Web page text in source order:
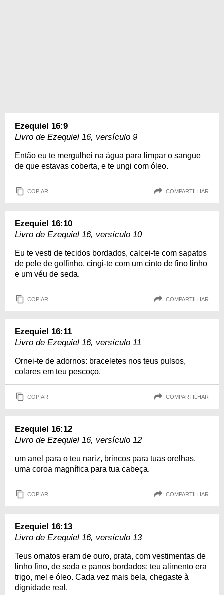
Ezequiel 16:9
Livro de Ezequiel 16, versículo 9
Então eu te mergulhei na água para limpar o sangue
de que estavas coberta, e te ungi com óleo.
COPIAR COMPARTILHAR
Ezequiel 16:10
Livro de Ezequiel 16, versículo 10
Eu te vesti de tecidos bordados, calcei-te com sapatos
de pele de golfinho, cingi-te com um cinto de fino linho
e um véu de seda.
COPIAR COMPARTILHAR
Ezequiel 16:11
Livro de Ezequiel 16, versículo 11
Ornei-te de adornos: braceletes nos teus pulsos,
colares em teu pescoço,
COPIAR COMPARTILHAR
Ezequiel 16:12
Livro de Ezequiel 16, versículo 12
um anel para o teu nariz, brincos para tuas orelhas,
uma coroa magnífica para tua cabeça.
COPIAR COMPARTILHAR
Ezequiel 16:13
Livro de Ezequiel 16, versículo 13
Teus ornatos eram de ouro, prata, com vestimentas de
linho fino, de seda e panos bordados; teu alimento era
trigo, mel e óleo. Cada vez mais bela, chegaste à
dignidade real.